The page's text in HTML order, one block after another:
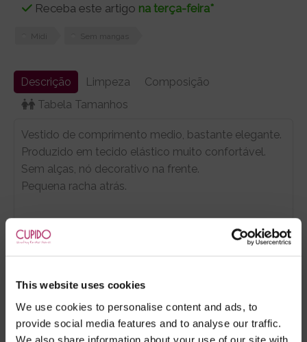
This website uses cookies
We use cookies to personalise content and ads, to
provide social media features and to analyse our traffic.
We also share information about your use of our site with
Receba este artigo na terça-feira*
Descrição Limpeza
Composição
Tabela Tamanhos
Vestido de comprimento medio, bastante elegante.
Produzido em tecido elástico muito confortável.
Sem alças, nó decorativo na frente.
Pequena racha atrás.
- Embalagens 100% discretas
- *Entrega em 24 horas para pedidos antes das 16:00 h.
Após as 16:00 h, a sua encomenda será entregue em 48